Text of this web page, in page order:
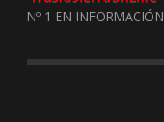
Nº 1 EN INFORMACIÓN